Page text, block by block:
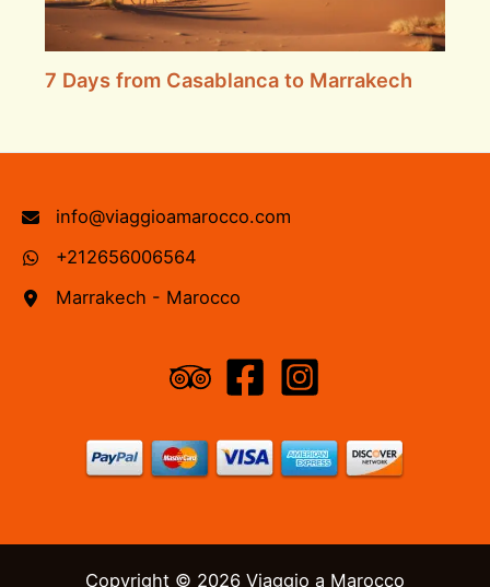
7 Days from Casablanca to Marrakech
info@viaggioamarocco.com
+212656006564
Marrakech - Marocco
Copyright © 2026 Viaggio a Marocco